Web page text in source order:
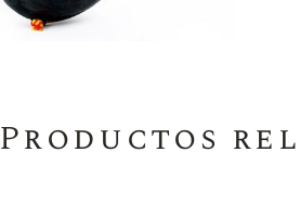
Productos